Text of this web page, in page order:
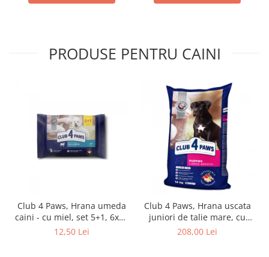
PRODUSE PENTRU CAINI
Club 4 Paws, Hrana umeda
caini - cu miel, set 5+1, 6x80
g
12,50 Lei
Club 4 Paws, Hrana uscata
juniori de talie mare, cu
pui, 14kg
208,00 Lei